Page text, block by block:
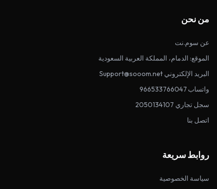
من نحن
عن سوم.نت
الموقع: الدمام، المملكة العربية السعودية
البريد الإلكتروني Support@sooom.net
واتساب 966533766047
سجل تجاري 2050134107
اتصل بنا
روابط سريعة
سياسة الخصوصية